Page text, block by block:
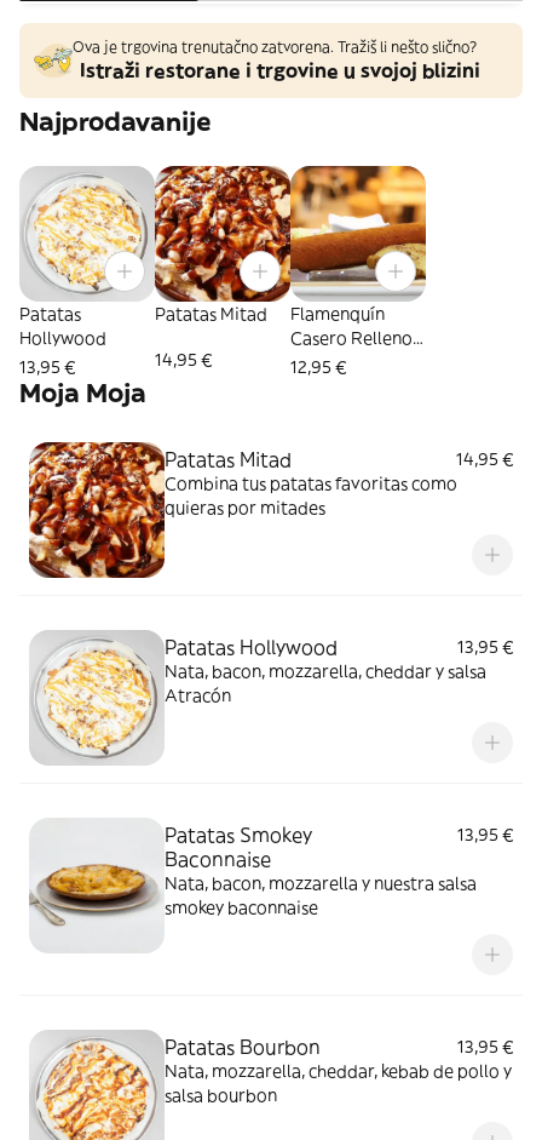
Ova je trgovina trenutačno zatvorena. Tražiš li nešto slično?
Istraži restorane i trgovine u svojoj blizini
Najprodavanije
Patatas
Hollywood
13,95 €
Patatas Mitad
14,95 €
Flamenquín
Casero Relleno
De Jamón (24
12,95 €
Moja Moja
Patatas Mitad
14,95 €
Combina tus patatas favoritas como
quieras por mitades
Patatas Hollywood
13,95 €
Nata, bacon, mozzarella, cheddar y salsa
Atracón
Patatas Smokey
Baconnaise
13,95 €
Nata, bacon, mozzarella y nuestra salsa
smokey baconnaise
Patatas Bourbon
13,95 €
Nata, mozzarella, cheddar, kebab de pollo y
salsa bourbon